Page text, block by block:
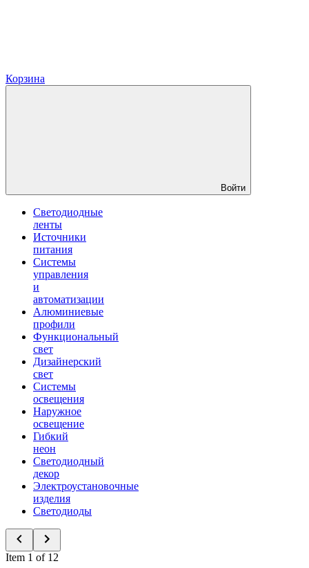
Корзина
Войти
Светодиодные
ленты
Источники
питания
Системы
управления
и
автоматизации
Алюминиевые
профили
Функциональный
свет
Дизайнерский
свет
Системы
освещения
Наружное
освещение
Гибкий
неон
Светодиодный
декор
Электроустановочные
изделия
Светодиоды
Item 1 of 12